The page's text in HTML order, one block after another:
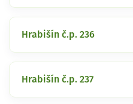
Hrabišín č.p. 236
Hrabišín č.p. 237